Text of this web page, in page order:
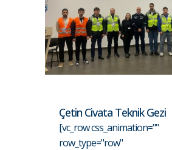
Çetin Civata Teknik Gezi
[vc_row css_animation=""
row_type="row"